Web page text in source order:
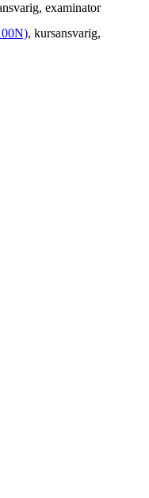
, examinator
, kursansvarig,